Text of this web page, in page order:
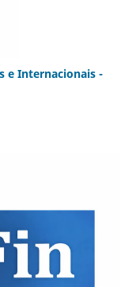
e Internacionais -